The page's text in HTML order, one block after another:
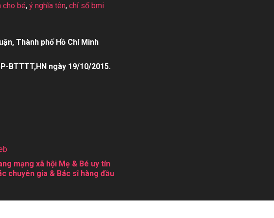
cho bé, ý nghĩa tên, chỉ số bmi
Thành phố Hồ Chí Minh
BTTTT,HN ngày 19/10/2015.
mạng xã hội Mẹ & Bé uy tín
chuyên gia & Bác sĩ hàng đầu